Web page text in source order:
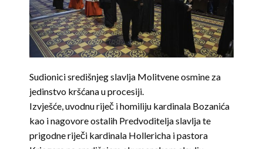
Sudionici središnjeg slavlja Molitvene osmine za
jedinstvo kršćana u procesiji.
Izvješće, uvodnu riječ i homiliju kardinala Bozanića
kao i nagovore ostalih Predvoditelja slavlja te
prigodne riječi kardinala Hollericha i pastora